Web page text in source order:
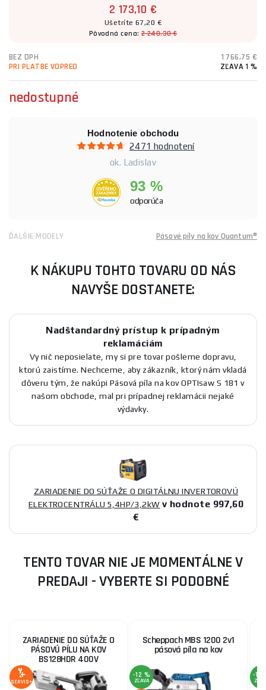
2 173,10 €
Ušetríte 67,20 €
Pôvodná cena:2 240,30 €
BEZ DPH
1 766,75 €
PRI PLATBE VOPRED
ZĽAVA 1 %
nedostupné
Hodnotenie obchodu
2471 hodnotení
ok. Ladislav
93 %
odporúča
ĎALŠIE MODELY Pásové píly na kov Quantum®
K NÁKUPU TOHTO TOVARU OD NÁS
NAVYŠE DOSTANETE:
Nadštandardný prístup k prípadným
reklamáciám
Vy nič neposielate, my si pre tovar pošleme dopravu,
ktorú zaistíme. Nechceme, aby zákazník, ktorý nám vkladá
dôveru tým, že nakúpi Pásová píla na kov OPTIsaw S 181 v
našom obchode, mal pri prípadnej reklamácii nejaké
výdavky.
ZARIADENIE DO SÚŤAŽE O DIGITÁLNU INVERTOROVÚ
ELEKTROCENTRÁLU 5,4HP/3,2kW v hodnote 997,60
€
TENTO TOVAR NIE JE MOMENTÁLNE V
PREDAJI - VYBERTE SI PODOBNÉ
ZARIADENIE DO SÚŤAŽE O
PÁSOVÚ PÍLU NA KOV
BS128HDR 400V
SERVIS+
Scheppach MBS 1200 2v1
pásová píla na kov
-12 %
ZĽAVA
-15